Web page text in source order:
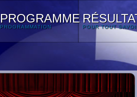
PROGRAMME
PROGRAMMATION POUR TOUT